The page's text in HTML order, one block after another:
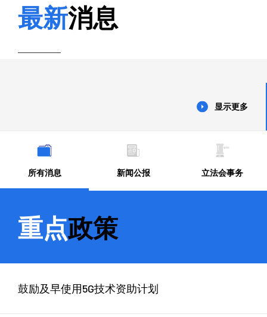
最新消息
显示更多
所有消息 新闻公报 立法会事务
重点政策
鼓励及早使用5G技术资助计划